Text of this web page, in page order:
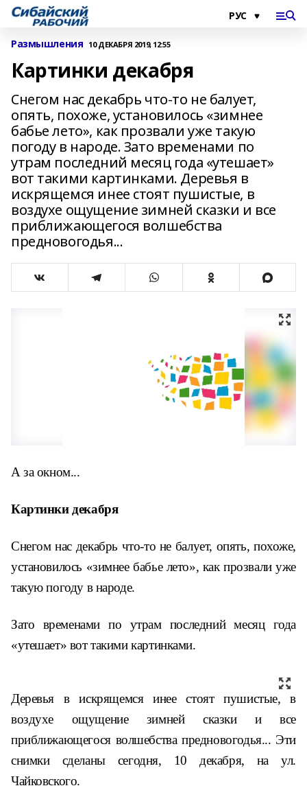
Размышления 10 ДЕКАБРЯ 2019, 12:55
Картинки декабря
Снегом нас декабрь что-то не балует,
опять, похоже, установилось «зимнее
бабье лето», как прозвали уже такую
погоду в народе. Зато временами по
утрам последний месяц года «утешает»
вот такими картинками. Деревья в
искрящемся инее стоят пушистые, в
воздухе ощущение зимней сказки и все
приближающегося волшебства
предновогодья...
А за окном...
Картинки декабря
Снегом нас декабрь что-то не балует, опять, похоже,
установилось «зимнее бабье лето», как прозвали уже
такую погоду в народе.
Зато временами по утрам последний месяц года
«утешает» вот такими картинками.
Деревья в искрящемся инее стоят пушистые, в
воздухе ощущение зимней сказки и все
приближающегося волшебства предновогодья... Эти
снимки сделаны сегодня, 10 декабря, на ул.
Чайковского.